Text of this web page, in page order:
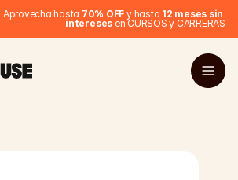
Aprovecha hasta 70% OFF y hasta 12 meses sin
intereses en CURSOS y CARRERAS